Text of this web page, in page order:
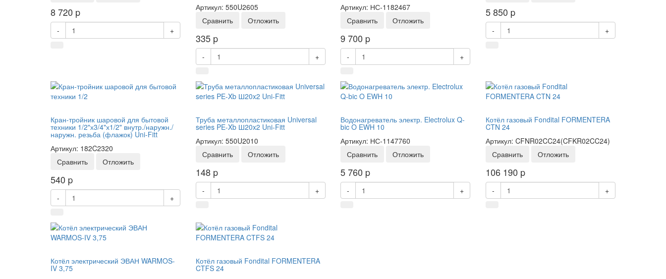
8 720 p
- +
Артикул: 550U2605
Сравнить
Отложить
335 p
- +
Артикул: НС-1182467
Сравнить
Отложить
9 700 p
- +
5 850 p
- +
Кран-тройник шаровой для бытовой
техники 1/2"х3/4"х1/2" внутр./наружн./
наружн. резьба (флажок) Uni-Fitt
Артикул: 182C2320
Сравнить
Отложить
540 p
- +
Труба металлопластиковая Universal
series PE-Xb Ш20x2 Uni-Fitt
Артикул: 550U2010
Сравнить
Отложить
148 p
- +
Водонагреватель электр. Electrolux Q-
bic O EWH 10
Артикул: НС-1147760
Сравнить
Отложить
5 760 p
- +
Котёл газовый Fondital FORMENTERA
CTN 24
Артикул: CFNR02CC24(CFKR02CC24)
Сравнить
Отложить
106 190 p
- +
Котёл электрический ЭВАН WARMOS-
IV 3,75
Котёл газовый Fondital FORMENTERA
CTFS 24